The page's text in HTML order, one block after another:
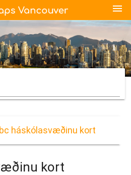
menu
háskólasvæðinu kort
kort